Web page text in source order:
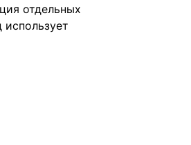
отдельных